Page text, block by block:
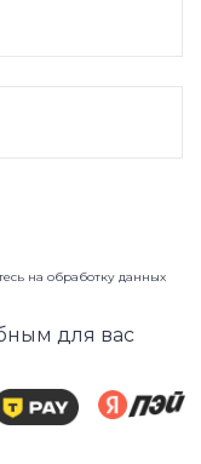
на обработку данных
для вас